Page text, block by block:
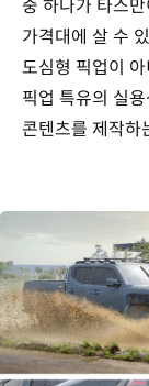
중 하나가 타스
가격대에 살 수
도심형 픽업이
픽업 특유의 실
콘텐츠를 제작하